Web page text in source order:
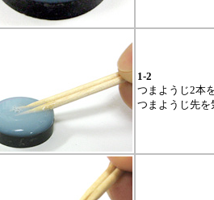
1-2
つまようじ2本
つまようじ先